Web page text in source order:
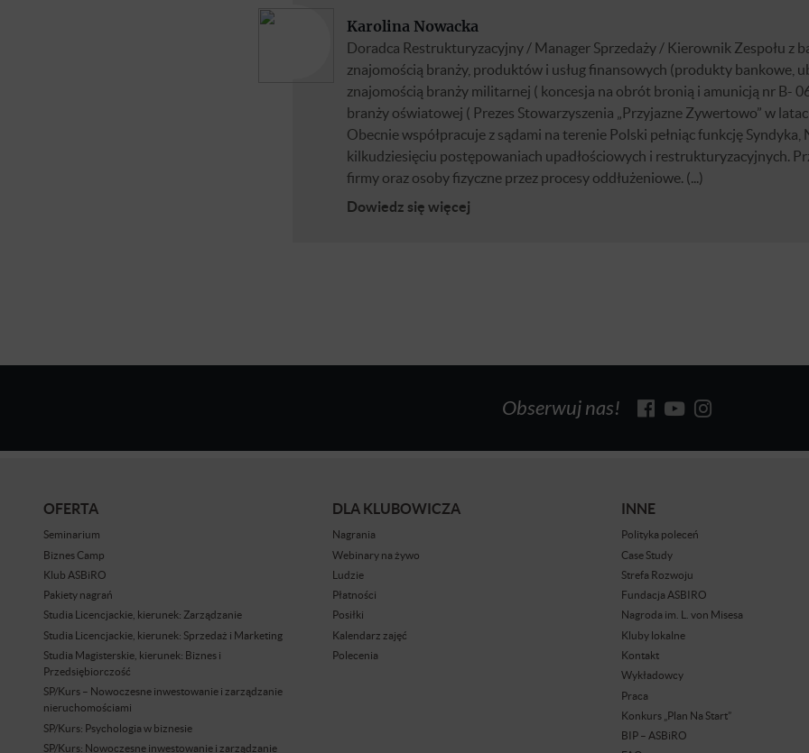
Karolina Nowacka
Doradca Restrukturyzacyjny / Manager Sprzedaży / Kierownik Zespołu z
znajomością branży, produktów i usług finansowych (produkty bankowe,
znajomością branży militarnej ( koncesja na obrót bronią i amunicją nr B-
branży oświatowej ( Prezes Stowarzyszenia „Przyjazne Zywertowo” w
Obecnie współpracuje z sądami na terenie Polski pełniąc funkcję Syndyka,
kilkudziesięciu postępowaniach upadłościowych i restrukturyzacyjnych.
firmy oraz osoby fizyczne przez procesy oddłużeniowe. (...)
Dowiedz się więcej
Obserwuj nas!
OFERTA
Seminarium
Biznes Camp
Klub ASBiRO
Pakiety nagrań
Studia Licencjackie, kierunek: Zarządzanie
Studia Licencjackie, kierunek: Sprzedaż i Marketing
Studia Magisterskie, kierunek: Biznes i
Przedsiębiorczość
SP/Kurs – Nowoczesne inwestowanie i zarządzanie
nieruchomościami
SP/Kurs: Psychologia w biznesie
SP/Kurs: Nowoczesne inwestowanie i zarządzanie
DLA KLUBOWICZA
Nagrania
Webinary na żywo
Ludzie
Płatności
Posiłki
Kalendarz zajęć
Polecenia
INNE
Polityka poleceń
Case Study
Strefa Rozwoju
Fundacja ASBIRO
Nagroda im. L. von Misesa
Kluby lokalne
Kontakt
Wykładowcy
Praca
Konkurs „Plan Na Start”
BIP – ASBiRO